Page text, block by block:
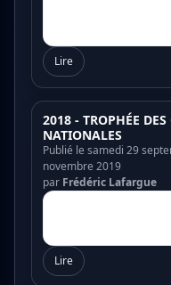
Lire
2018 - TROPHÉE
NATIONALES
Publié le samedi 29
novembre 2019
par Frédéric Lafargue
Lire